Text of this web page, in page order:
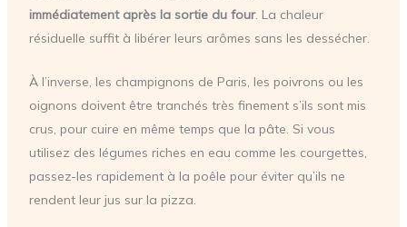
immédiatement après la sortie du four. La chaleur
résiduelle suffit à libérer leurs arômes sans les dessécher.
À l’inverse, les champignons de Paris, les poivrons ou les
oignons doivent être tranchés très finement s’ils sont mis
crus, pour cuire en même temps que la pâte. Si vous
utilisez des légumes riches en eau comme les courgettes,
passez-les rapidement à la poêle pour éviter qu’ils ne
rendent leur jus sur la pizza.